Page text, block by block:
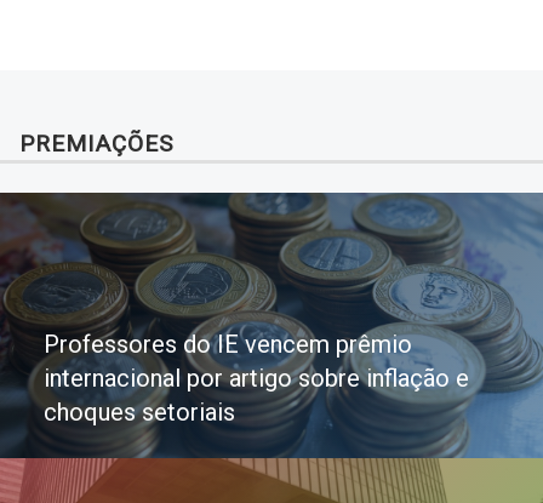
PREMIAÇÕES
Professores do IE vencem prêmio
internacional por artigo sobre inflação e
choques setoriais